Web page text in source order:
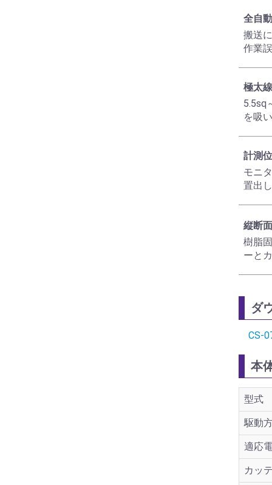
全自
搬送
作業
極太
5.5sq
を吸
計測
モニ
置出
縦断
樹脂
ーと
ダ
CS-
本
型式
駆動
適応
カッ